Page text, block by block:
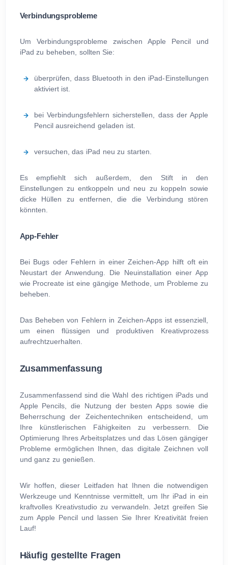
Verbindungsprobleme
Um Verbindungsprobleme zwischen Apple Pencil und
iPad zu beheben, sollten Sie:
überprüfen, dass Bluetooth in den iPad-Einstellungen
aktiviert ist.
bei Verbindungsfehlern sicherstellen, dass der Apple
Pencil ausreichend geladen ist.
versuchen, das iPad neu zu starten.
Es empfiehlt sich außerdem, den Stift in den
Einstellungen zu entkoppeln und neu zu koppeln sowie
dicke Hüllen zu entfernen, die die Verbindung stören
könnten.
App-Fehler
Bei Bugs oder Fehlern in einer Zeichen-App hilft oft ein
Neustart der Anwendung. Die Neuinstallation einer App
wie Procreate ist eine gängige Methode, um Probleme zu
beheben.
Das Beheben von Fehlern in Zeichen-Apps ist essenziell,
um einen flüssigen und produktiven Kreativprozess
aufrechtzuerhalten.
Zusammenfassung
Zusammenfassend sind die Wahl des richtigen iPads und
Apple Pencils, die Nutzung der besten Apps sowie die
Beherrschung der Zeichentechniken entscheidend, um
Ihre künstlerischen Fähigkeiten zu verbessern. Die
Optimierung Ihres Arbeitsplatzes und das Lösen gängiger
Probleme ermöglichen Ihnen, das digitale Zeichnen voll
und ganz zu genießen.
Wir hoffen, dieser Leitfaden hat Ihnen die notwendigen
Werkzeuge und Kenntnisse vermittelt, um Ihr iPad in ein
kraftvolles Kreativstudio zu verwandeln. Jetzt greifen Sie
zum Apple Pencil und lassen Sie Ihrer Kreativität freien
Lauf!
Häufig gestellte Fragen